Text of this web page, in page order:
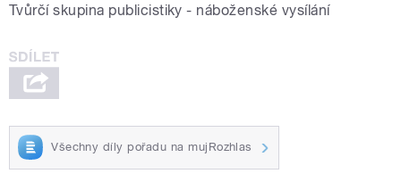
Tvůrčí skupina publicistiky - náboženské vysílání
Všechny díly pořadu na mujRozhlas